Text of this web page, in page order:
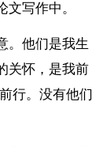
写作中。
。他们是我生
关怀，是我前
行。没有他们